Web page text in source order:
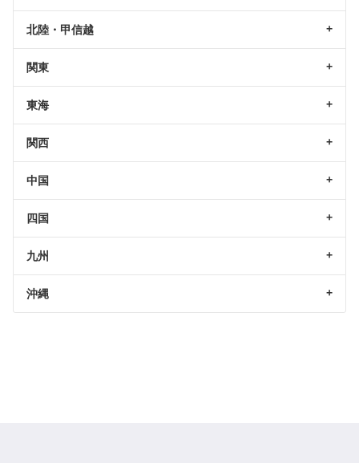
北陸・甲信越
関東
東海
関西
中国
四国
九州
沖縄